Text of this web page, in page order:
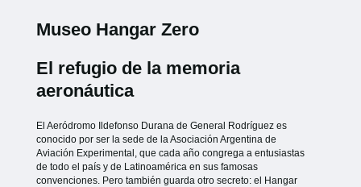
Museo Hangar Zero
El refugio de la memoria
aeronáutica
El Aeródromo Ildefonso Durana de General Rodríguez es
conocido por ser la sede de la Asociación Argentina de
Aviación Experimental, que cada año congrega a entusiastas
de todo el país y de Latinoamérica en sus famosas
convenciones. Pero también guarda otro secreto: el Hangar